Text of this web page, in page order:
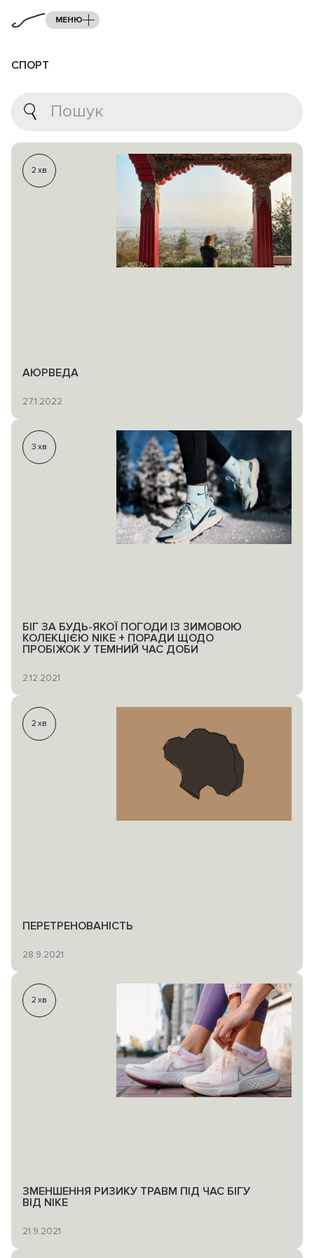
МЕНЮ
СПОРТ
2 хв
АЮРВЕДА
27.1.2022
3 хв
БІГ ЗА БУДЬ-ЯКОЇ ПОГОДИ ІЗ ЗИМОВОЮ
КОЛЕКЦІЄЮ NIKE + ПОРАДИ ЩОДО
ПРОБІЖОК У ТЕМНИЙ ЧАС ДОБИ
2.12.2021
2 хв
ПЕРЕТРЕНОВАНІСТЬ
28.9.2021
2 хв
ЗМЕНШЕННЯ РИЗИКУ ТРАВМ ПІД ЧАС БІГУ
ВІД NIKE
21.9.2021